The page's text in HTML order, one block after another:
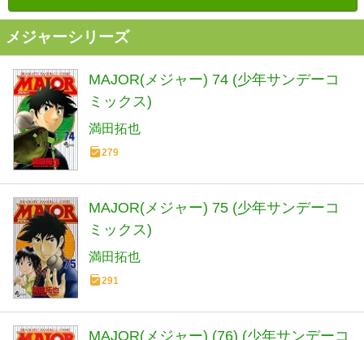
メジャーシリーズ
MAJOR(メジャー) 74 (少年サンデーコ
ミックス)
満田拓也
279
MAJOR(メジャー) 75 (少年サンデーコ
ミックス)
満田拓也
291
MAJOR(メジャー) (76) (少年サンデーコ